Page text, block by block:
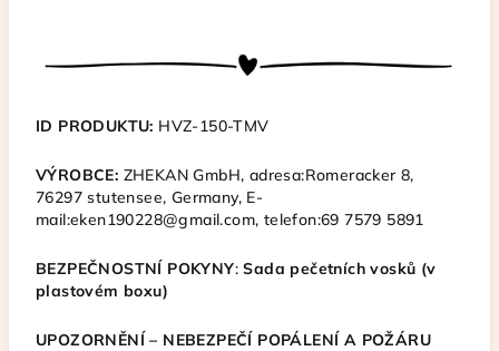
ID PRODUKTU: HVZ-150-TMV
VÝROBCE: ZHEKAN GmbH, adresa:Romeracker 8,
76297 stutensee, Germany, E-
mail:eken190228@gmail.com, telefon:69 7579 5891
BEZPEČNOSTNÍ POKYNY:Sada pečetních vosků (v
plastovém boxu)
UPOZORNĚNÍ – NEBEZPEČÍ POPÁLENÍ A POŽÁRU